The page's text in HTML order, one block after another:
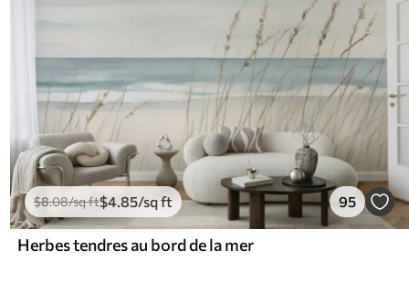
$8.08/sq ft$4.85/sq ft 95
Herbes tendres au bord de la mer